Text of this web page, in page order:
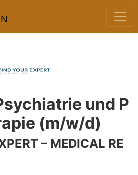
und P
(m/w/d)
– MEDICAL RE